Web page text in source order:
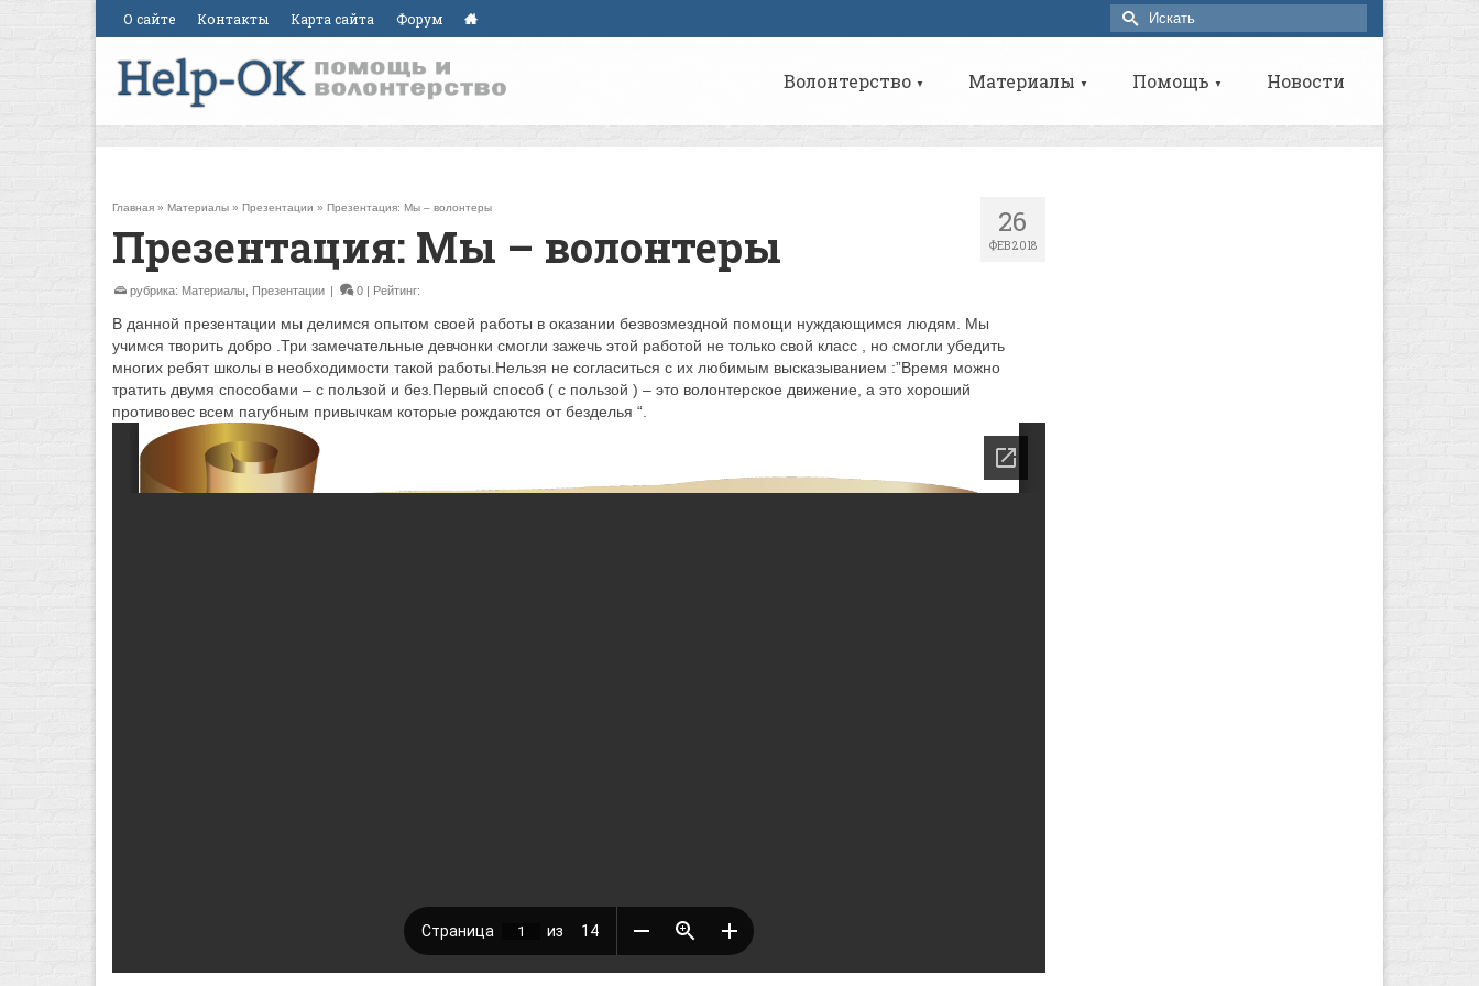
О сайте Контакты Карта сайта Форум Искать:
Волонтерство ▼ Материалы ▼ Помощь ▼ Новости
26
ФЕВ 2018
Главная » Материалы » Презентации » Презентация: Мы – волонтеры
Презентация: Мы – волонтеры
рубрика: Материалы Презентации | 0 | Рейтинг:
В данной презентации мы делимся опытом своей работы в оказании безвозмездной помощи нуждающимся людям. Мы
учимся творить добро .Три замечательные девчонки смогли зажечь этой работой не только свой класс , но смогли убедить
многих ребят школы в необходимости такой работы.Нельзя не согласиться с их любимым высказыванием :”Время можно
тратить двумя способами – с пользой и без.Первый способ ( с пользой ) – это волонтерское движение, а это хороший
противовес всем пагубным привычкам которые рождаются от безделья “.